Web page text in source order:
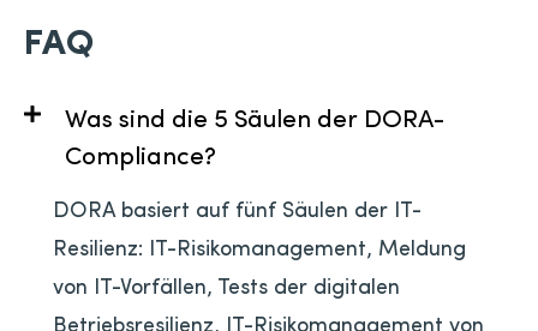
FAQ
Was sind die 5 Säulen der DORA-
Compliance?
DORA basiert auf fünf Säulen der IT-
Resilienz: IT-Risikomanagement, Meldung
von IT-Vorfällen, Tests der digitalen
Betriebsresilienz, IT-Risikomanagement von